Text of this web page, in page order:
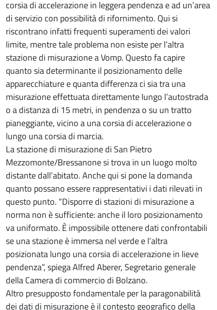
corsia di accelerazione in leggera pendenza e ad un’area
di servizio con possibilità di rifornimento. Qui si
riscontrano infatti frequenti superamenti dei valori
limite, mentre tale problema non esiste per l’altra
stazione di misurazione a Vomp. Questo fa capire
quanto sia determinante il posizionamento delle
apparecchiature e quanta differenza ci sia tra una
misurazione effettuata direttamente lungo l’autostrada
o a distanza di 15 metri, in pendenza o su un tratto
pianeggiante, vicino a una corsia di accelerazione o
lungo una corsia di marcia.
La stazione di misurazione di San Pietro
Mezzomonte/Bressanone si trova in un luogo molto
distante dall’abitato. Anche qui si pone la domanda
quanto possano essere rappresentativi i dati rilevati in
questo punto. “Disporre di stazioni di misurazione a
norma non è sufficiente: anche il loro posizionamento
va uniformato. È impossibile ottenere dati confrontabili
se una stazione è immersa nel verde e l’altra
posizionata lungo una corsia di accelerazione in lieve
pendenza”, spiega Alfred Aberer, Segretario generale
della Camera di commercio di Bolzano.
Altro presupposto fondamentale per la paragonabilità
dei dati di misurazione è il contesto geografico della